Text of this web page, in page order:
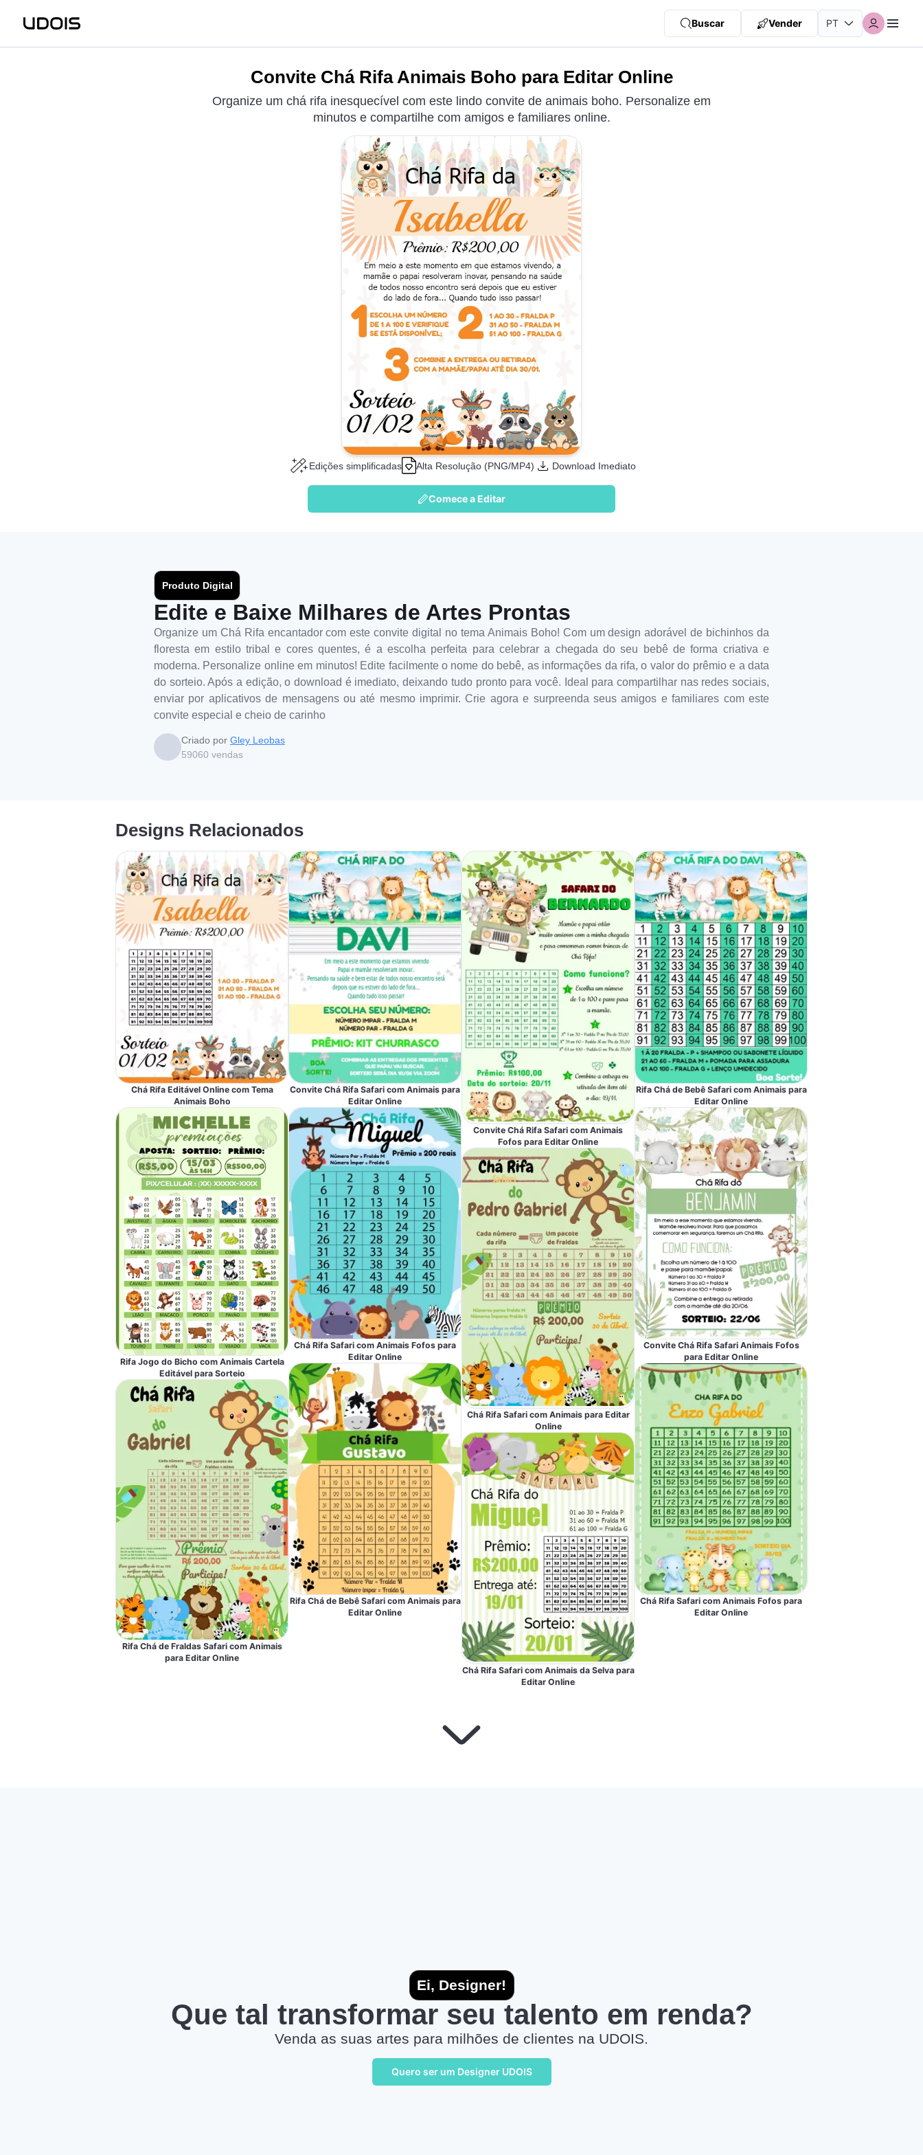
Buscar Vender
Convite Chá Rifa Animais Boho para Editar Online
Organize um chá rifa inesquecível com este lindo convite de animais boho. Personalize em
minutos e compartilhe com amigos e familiares online.
Edições simplificadas Alta Resolução (PNG/MP4) Download Imediato
Comece a Editar
Produto Digital
Edite e Baixe Milhares de Artes Prontas
Organize um Chá Rifa encantador com este convite digital no tema Animais Boho! Com um design adorável de bichinhos da
floresta em estilo tribal e cores quentes, é a escolha perfeita para celebrar a chegada do seu bebê de forma criativa e
moderna. Personalize online em minutos! Edite facilmente o nome do bebê, as informações da rifa, o valor do prêmio e a data
do sorteio. Após a edição, o download é imediato, deixando tudo pronto para você. Ideal para compartilhar nas redes sociais,
enviar por aplicativos de mensagens ou até mesmo imprimir. Crie agora e surpreenda seus amigos e familiares com este
convite especial e cheio de carinho
Criado por Gley Leobas
59060 vendas
Designs Relacionados
Chá Rifa Editável Online com Tema
Animais Boho
Rifa Jogo do Bicho com Animais Cartela
Editável para Sorteio
Rifa Chá de Fraldas Safari com Animais
para Editar Online
Convite Chá Rifa Safari com Animais para
Editar Online
Chá Rifa Safari com Animais Fofos para
Editar Online
Rifa Chá de Bebê Safari com Animais para
Editar Online
Convite Chá Rifa Safari com Animais
Fofos para Editar Online
Chá Rifa Safari com Animais para Editar
Online
Chá Rifa Safari com Animais da Selva para
Editar Online
Rifa Chá de Bebê Safari com Animais para
Editar Online
Convite Chá Rifa Safari Animais Fofos
para Editar Online
Chá Rifa Safari com Animais Fofos para
Editar Online
Ei, Designer!
Que tal transformar seu talento em renda?
Venda as suas artes para milhões de clientes na UDOIS.
Quero ser um Designer UDOIS